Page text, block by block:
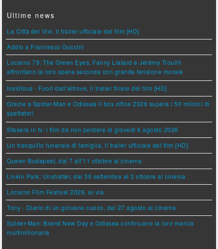
Ultime news
La Città dei Vivi, il trailer ufficiale del film [HD]
Addio a Francesco Guccini
Locarno 79: The Green Eyes, Fanny Liatard e Jérémy Trouilh
affrontano la loro opera seconda con grande tensione morale
Insidious - Fuori dall'altrove, il trailer finale del film [HD]
Grazie a Spider-Man e Odissea il box office 2026 supera i 50 milioni di
spettatori
Stasera in tv: i film da non perdere di giovedì 6 agosto 2026
Un tranquillo funerale di famiglia, il trailer ufficiale del film [HD]
Queen Budapest, dal 7 all'11 ottobre al cinema
Linkin Park: Unshatter, dal 30 settembre al 3 ottobre al cinema
Locarno Film Festival 2026, al via
Tony - Diario di un giovane cuoco, dal 27 agosto al cinema
Spider-Man: Brand New Day e Odissea continuano la loro marcia
multimilionaria